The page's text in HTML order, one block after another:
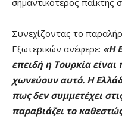
Συνεχίζοντας το
Εξωτερικών ανέφερε: «H
επειδή η Τουρκία
χωνεύουν αυτό. Η
πως δεν συμμετέχει
παραβιάζει το